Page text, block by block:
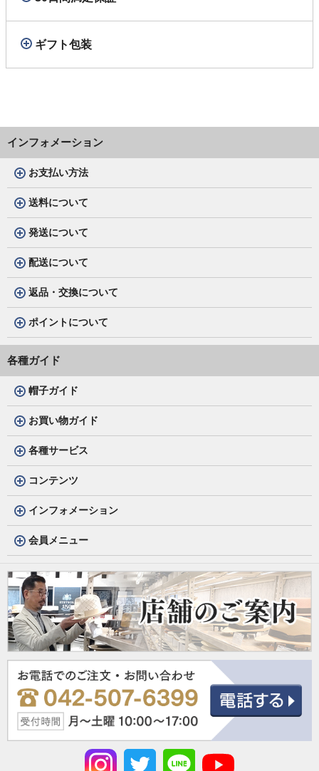
ギフト包装
インフォメーション
お支払い方法
送料について
発送について
配送について
返品・交換について
ポイントについて
各種ガイド
帽子ガイド
お買い物ガイド
各種サービス
コンテンツ
インフォメーション
会員メニュー